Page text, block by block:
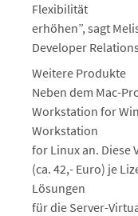
Flexibilität
erhöhen”, sagt
Developer
Weitere Produkte
Neben dem Mac-
Workstation for
Workstation
for Linux an. Diese
(ca. 42,- Euro) je
Lösungen
für die Server-